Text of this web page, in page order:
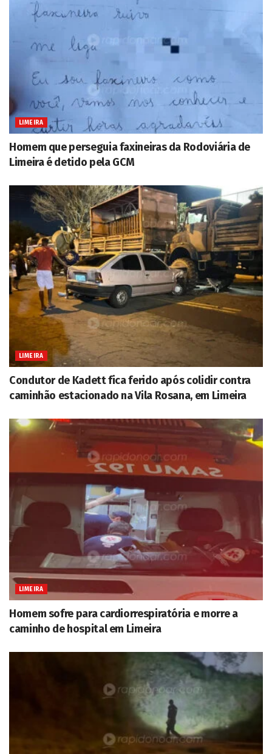
LIMEIRA
Homem que perseguia faxineiras da Rodoviária de
Limeira é detido pela GCM
LIMEIRA
Condutor de Kadett fica ferido após colidir contra
caminhão estacionado na Vila Rosana, em Limeira
LIMEIRA
Homem sofre para cardiorrespiratória e morre a
caminho de hospital em Limeira